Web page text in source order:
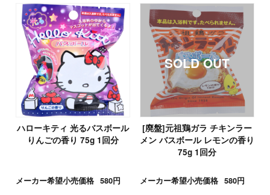
ハローキティ 光るバスボール
りんごの香り 75g 1回分
メーカー希望小売価格 580円
[廃盤]元祖鶏ガラ チキンラー
メン バスボール レモンの香り
75g 1回分
メーカー希望小売価格 580円